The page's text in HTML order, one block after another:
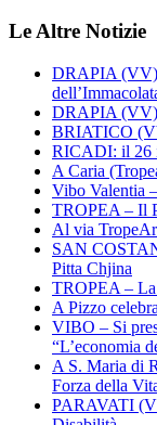
Le Altre Notizie
DRAPIA (VV)
DRAPIA (VV)
BRIATICO
RICADI: il 26
A Caria
Vibo Valentia
TROPEA – Il
Al via
SAN
Pitta Chjina
TROPEA –
A Pizzo
VIBO – Si
“L’economia
A S. Maria di
Forza della
PARAVATI